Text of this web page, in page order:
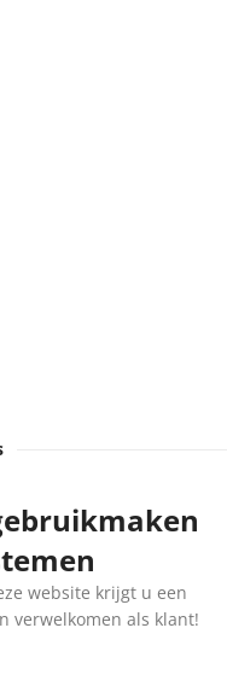
website krijgt u een
verwelkomen als klant!